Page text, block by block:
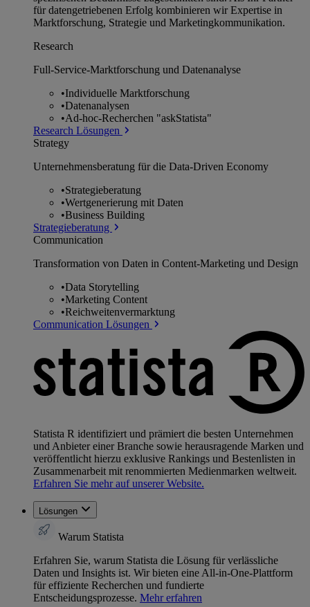
für datengetriebenen Erfolg kombinieren wir Expertise in
Marktforschung, Strategie und Marketingkommunikation.
Research
Full-Service-Marktforschung und Datenanalyse
•Individuelle Marktforschung
•Datenanalysen
•Ad-hoc-Recherchen "askStatista"
Research Lösungen
Strategy
Unternehmens­beratung für die Data-Driven Economy
•Strategieberatung
•Wertgenerierung mit Daten
•Business Building
Strategieberatung
Communication
Transformation von Daten in Content-Marketing und Design
•Data Storytelling
•Marketing Content
•Reichweitenvermarktung
Communication Lösungen
Statista R identifiziert und prämiert die besten Unternehmen
und Anbieter einer Branche sowie herausragende Marken und
veröffentlicht hierzu exklusive Rankings und Bestenlisten in
Zusammenarbeit mit renommierten Medienmarken weltweit.
Erfahren Sie mehr auf unserer Website.
Lösungen
Warum Statista
Erfahren Sie, warum Statista die Lösung für verlässliche
Daten und Insights ist. Wir bieten eine All-in-One-Plattform
für effiziente Recherchen und fundierte
Entscheidungsprozesse. Mehr erfahren